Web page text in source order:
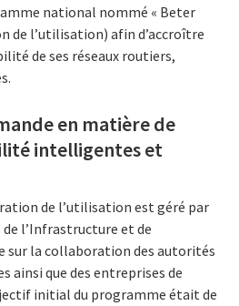
national nommé « Beter
de l’utilisation) afin d’accroître
de ses réseaux routiers,
en matière de
intelligentes et
de l’utilisation est géré par
l’Infrastructure et de
sur la collaboration des autorités
ainsi que des entreprises de
initial du programme était de